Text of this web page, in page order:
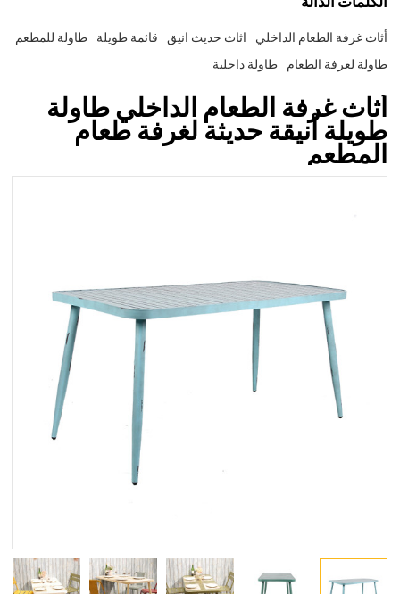
أثاث غرفة الطعام الداخلي اثاث حديث انيق قائمة طويلة
طاولة للمطعم
طاولة لغرفة الطعام
طاولة داخلية
أثاث غرفة الطعام الداخلي طاولة
طويلة أنيقة حديثة لغرفة طعام
المطعم